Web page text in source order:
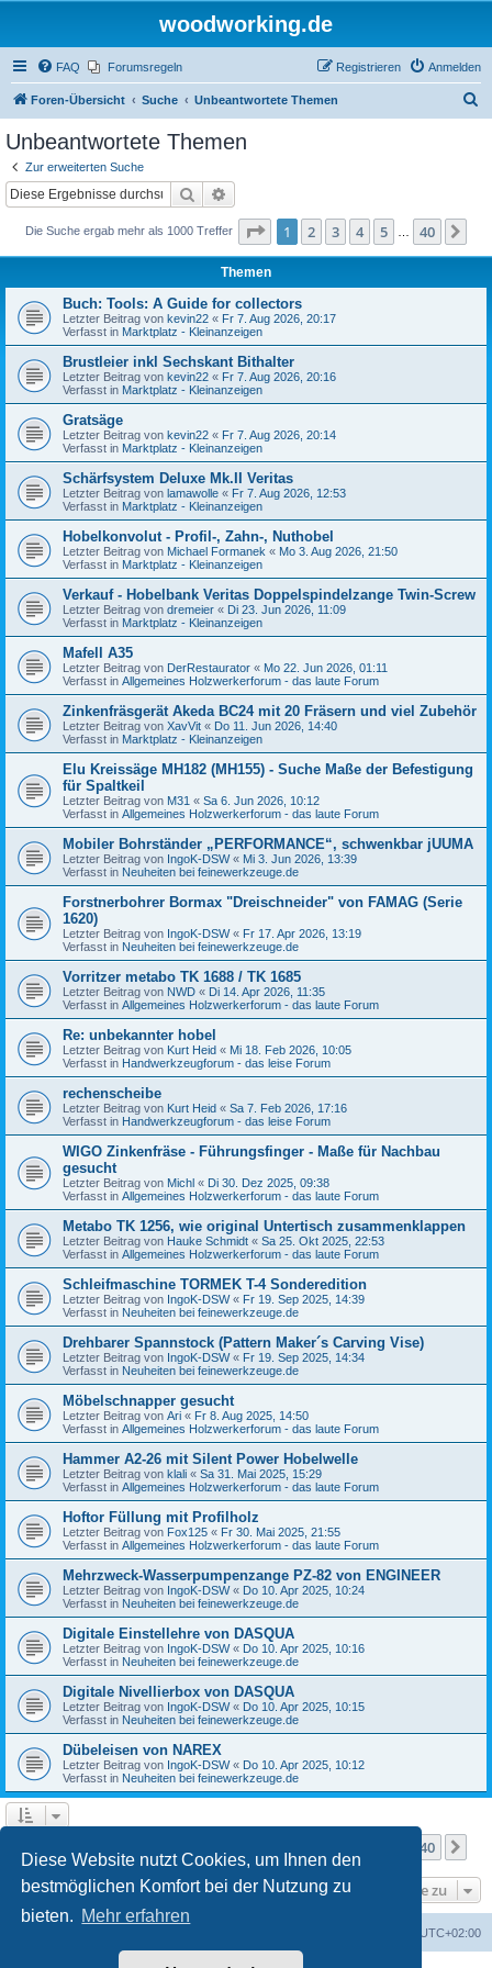
Diese Website nutzt Cookies, um Ihnen den
bestmöglichen Komfort bei der Nutzung zu
bieten. Mehr erfahren
woodworking.de
FAQ Forumsregeln Anmelden
Registrieren
Foren-Übersicht Suche Unbeantwortete Themen
Unbeantwortete Themen
Zur erweiterten Suche
Suche
Die Suche ergab mehr als 1000 Treffer Seite 1von 40
1 2 3 4 5 40
Themen
Buch: Tools: A Guide for collectors
Letzter Beitrag von kevin22 « Fr 7. Aug 2026, 20:17
Verfasst in Marktplatz - Kleinanzeigen
Brustleier inkl Sechskant Bithalter
Letzter Beitrag von kevin22 « Fr 7. Aug 2026, 20:16
Verfasst in Marktplatz - Kleinanzeigen
Gratsäge
Letzter Beitrag von kevin22 « Fr 7. Aug 2026, 20:14
Verfasst in Marktplatz - Kleinanzeigen
Schärfsystem Deluxe Mk.II Veritas
Letzter Beitrag von lamawolle « Fr 7. Aug 2026, 12:53
Verfasst in Marktplatz - Kleinanzeigen
Hobelkonvolut - Profil-, Zahn-, Nuthobel
Letzter Beitrag von Michael Formanek « Mo 3. Aug 2026, 21:50
Verfasst in Marktplatz - Kleinanzeigen
Verkauf - Hobelbank Veritas Doppelspindelzange Twin-Screw
Letzter Beitrag von dremeier « Di 23. Jun 2026, 11:09
Verfasst in Marktplatz - Kleinanzeigen
Mafell A35
Letzter Beitrag von DerRestaurator « Mo 22. Jun 2026, 01:11
Verfasst in Allgemeines Holzwerkerforum - das laute Forum
Zinkenfräsgerät Akeda BC24 mit 20 Fräsern und viel Zubehör
Letzter Beitrag von XavVit « Do 11. Jun 2026, 14:40
Verfasst in Marktplatz - Kleinanzeigen
Elu Kreissäge MH182 (MH155) - Suche Maße der Befestigung
für Spaltkeil
Letzter Beitrag von M31 « Sa 6. Jun 2026, 10:12
Verfasst in Allgemeines Holzwerkerforum - das laute Forum
Mobiler Bohrständer „PERFORMANCE“, schwenkbar jUUMA
Letzter Beitrag von IngoK-DSW« Mi 3. Jun 2026, 13:39
Verfasst in Neuheiten bei feinewerkzeuge.de
Forstnerbohrer Bormax "Dreischneider" von FAMAG (Serie
1620)
Letzter Beitrag von IngoK-DSW« Fr 17. Apr 2026, 13:19
Verfasst in Neuheiten bei feinewerkzeuge.de
Vorritzer metabo TK 1688 / TK 1685
Letzter Beitrag von NWD « Di 14. Apr 2026, 11:35
Verfasst in Allgemeines Holzwerkerforum - das laute Forum
Re: unbekannter hobel
Letzter Beitrag von Kurt Heid « Mi 18. Feb 2026, 10:05
Verfasst in Handwerkzeugforum - das leise Forum
rechenscheibe
Letzter Beitrag von Kurt Heid « Sa 7. Feb 2026, 17:16
Verfasst in Handwerkzeugforum - das leise Forum
WIGO Zinkenfräse - Führungsfinger - Maße für Nachbau
gesucht
Letzter Beitrag von Michl « Di 30. Dez 2025, 09:38
Verfasst in Allgemeines Holzwerkerforum - das laute Forum
Metabo TK 1256, wie original Untertisch zusammenklappen
Letzter Beitrag von Hauke Schmidt « Sa 25. Okt 2025, 22:53
Verfasst in Allgemeines Holzwerkerforum - das laute Forum
Schleifmaschine TORMEK T-4 Sonderedition
Letzter Beitrag von IngoK-DSW« Fr 19. Sep 2025, 14:39
Verfasst in Neuheiten bei feinewerkzeuge.de
Drehbarer Spannstock (Pattern Maker´s Carving Vise)
Letzter Beitrag von IngoK-DSW« Fr 19. Sep 2025, 14:34
Verfasst in Neuheiten bei feinewerkzeuge.de
Möbelschnapper gesucht
Letzter Beitrag von Ari « Fr 8. Aug 2025, 14:50
Verfasst in Allgemeines Holzwerkerforum - das laute Forum
Hammer A2-26 mit Silent Power Hobelwelle
Letzter Beitrag von klali « Sa 31. Mai 2025, 15:29
Verfasst in Allgemeines Holzwerkerforum - das laute Forum
Hoftor Füllung mit Profilholz
Letzter Beitrag von Fox125 « Fr 30. Mai 2025, 21:55
Verfasst in Allgemeines Holzwerkerforum - das laute Forum
Mehrzweck-Wasserpumpenzange PZ-82 von ENGINEER
Letzter Beitrag von IngoK-DSW« Do 10. Apr 2025, 10:24
Verfasst in Neuheiten bei feinewerkzeuge.de
Digitale Einstellehre von DASQUA
Letzter Beitrag von IngoK-DSW« Do 10. Apr 2025, 10:16
Verfasst in Neuheiten bei feinewerkzeuge.de
Digitale Nivellierbox von DASQUA
Letzter Beitrag von IngoK-DSW« Do 10. Apr 2025, 10:15
Verfasst in Neuheiten bei feinewerkzeuge.de
Dübeleisen von NAREX
Letzter Beitrag von IngoK-DSW« Do 10. Apr 2025, 10:12
Verfasst in Neuheiten bei feinewerkzeuge.de
40
Gehe zu
UTC+02:00